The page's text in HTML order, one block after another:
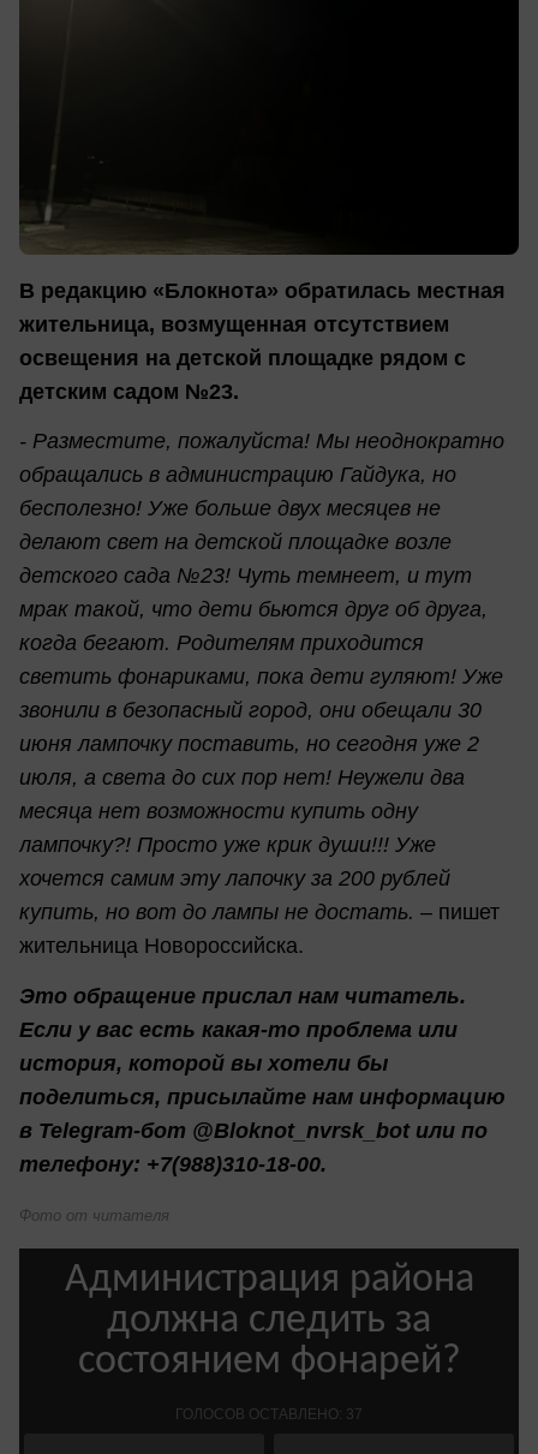
В редакцию «Блокнота» обратилась местная
жительница, возмущенная отсутствием
освещения на детской площадке рядом с
детским садом №23.
- Разместите, пожалуйста! Мы неоднократно
обращались в администрацию Гайдука, но
бесполезно! Уже больше двух месяцев не
делают свет на детской площадке возле
детского сада №23! Чуть темнеет, и тут
мрак такой, что дети бьются друг об друга,
когда бегают. Родителям приходится
светить фонариками, пока дети гуляют! Уже
звонили в безопасный город, они обещали 30
июня лампочку поставить, но сегодня уже 2
июля, а света до сих пор нет! Неужели два
месяца нет возможности купить одну
лампочку?! Просто уже крик души!!! Уже
хочется самим эту лапочку за 200 рублей
купить, но вот до лампы не достать. – пишет
жительница Новороссийска.
Это обращение прислал нам читатель.
Если у вас есть какая-то проблема или
история, которой вы хотели бы
поделиться, присылайте нам информацию
в Telegram-бот @Bloknot_nvrsk_bot или по
телефону: +7(988)310-18-00.
Фото от читателя